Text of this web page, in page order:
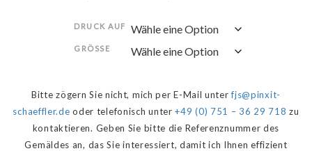
DRUCK AUF
GRÖSSE
Bitte zögern Sie nicht, mich per E-Mail unterfjs@pinxit-
schaeffler.de oder telefonisch unter+49 (0) 751 – 36 29 718 zu
kontaktieren. Geben Sie bitte die Referenznummer des
Gemäldes an, das Sie interessiert, damit ich Ihnen effizient